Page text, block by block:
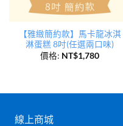
【雅緻簡約款】馬卡龍冰淇
淋蛋糕 8吋(任選兩口味)
價格: NT$1,780
線上商城